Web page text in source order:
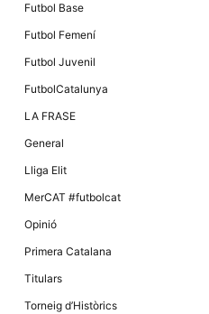
Futbol Base
Futbol Femení
Futbol Juvenil
FutbolCatalunya
LA FRASE
General
Lliga Elit
MerCAT #futbolcat
Opinió
Primera Catalana
Titulars
Torneig d’Històrics